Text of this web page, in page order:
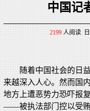
中国记
2199人阅读 日
随着中国社会的日
来越深入人心。然而国
地方上遭恶势力恐吓报
——被执法部门控以受贿